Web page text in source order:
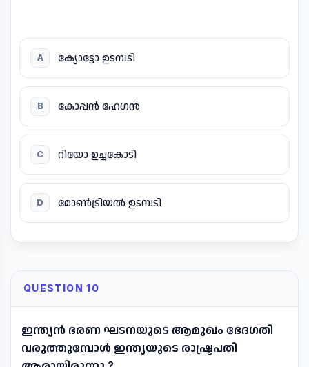
A ക്യോട്ടോ ഉടമ്പടി
B കോപ്പൻ ഹേഗൻ
C റിയോ ഉച്ചകോടി
D മോൺട്രിയൽ ഉടമ്പടി
QUESTION 10
ഇന്ത്യൻ ഭരണ ഘടനയുടെ ആമുഖം ഭേദഗതി
വരുത്തുമ്പോൾ ഇന്ത്യയുടെ രാഷ്ട്രപതി